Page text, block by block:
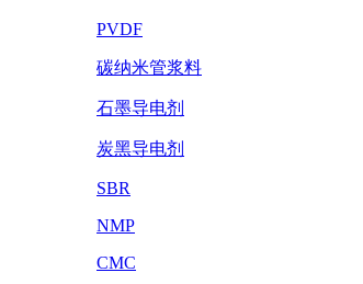
PVDF
碳纳米管浆料
石墨导电剂
炭黑导电剂
SBR
NMP
CMC